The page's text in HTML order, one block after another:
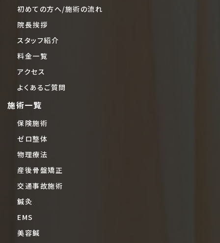
初めての方へ/施術の流れ
院長挨拶
スタッフ紹介
料金一覧
アクセス
よくあるご質問
施術一覧
保険施術
ゼロ整体
物理療法
産後骨盤矯正
交通事故施術
鍼灸
EMS
美容鍼